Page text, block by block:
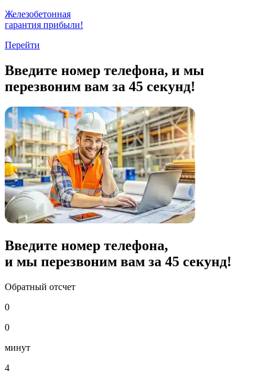
Железобетонная
гарантия прибыли!
Перейти
Введите номер телефона, и мы
перезвоним вам за 45 секунд!
Введите номер телефона,
и мы перезвоним вам за 45 секунд!
Обратный отсчет
0
0
минут
4